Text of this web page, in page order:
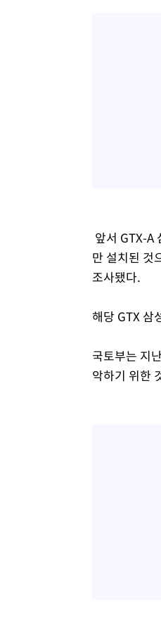
앞서 GTX-A
만 설치된 것
조사됐다.
해당 GTX 삼
국토부는 지
악하기 위한